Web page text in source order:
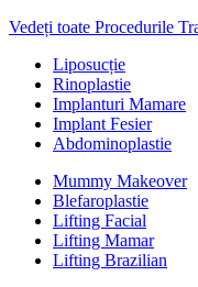
Vedeți toate Procedurile
Liposucție
Rinoplastie
Implanturi Mamare
Implant Fesier
Abdominoplastie
Mummy Makeover
Blefaroplastie
Lifting Facial
Lifting Mamar
Lifting Brazilian